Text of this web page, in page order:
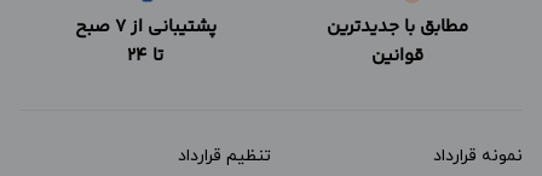
مطابق با جدیدترین
قوانین
پشتیبانی از 7 صبح
تا 24
نمونه قرارداد‌ تنظیم قرارداد